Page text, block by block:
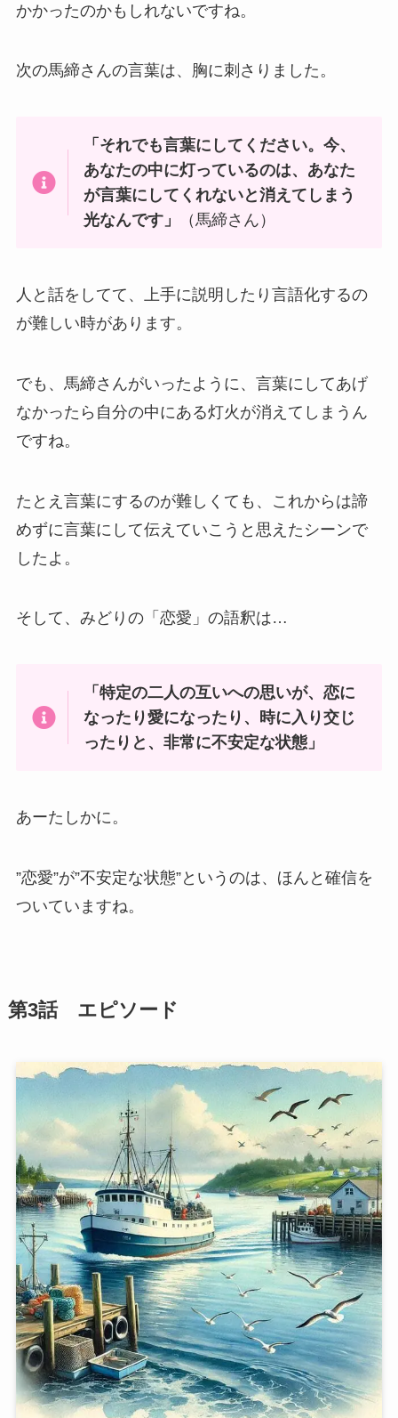
かかったのかもしれないですね。
次の馬締さんの言葉は、胸に刺さりました。
「それでも言葉にしてください。今、
あなたの中に灯っているのは、あなた
が言葉にしてくれないと消えてしまう
光なんです」
（馬締さん）
人と話をしてて、上手に説明したり言語化するの
が難しい時があります。
でも、馬締さんがいったように、言葉にしてあげ
なかったら自分の中にある灯火が消えてしまうん
ですね。
たとえ言葉にするのが難しくても、これからは諦
めずに言葉にして伝えていこうと思えたシーンで
したよ。
そして、みどりの「恋愛」の語釈は…
「特定の二人の互いへの思いが、恋に
なったり愛になったり、時に入り交じ
ったりと、非常に不安定な状態」
あーたしかに。
”恋愛”が”不安定な状態”というのは、ほんと確信を
ついていますね。
第3話 エピソード